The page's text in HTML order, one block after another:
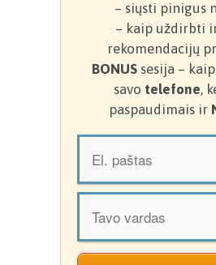
– siųsti pinigus
– kaip uždirbti
rekomendacijų
BONUS sesija –
savo telefone,
paspaudimais ir